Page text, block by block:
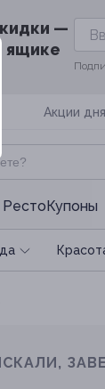
—
ящике
Акции дня
РестоКупоны